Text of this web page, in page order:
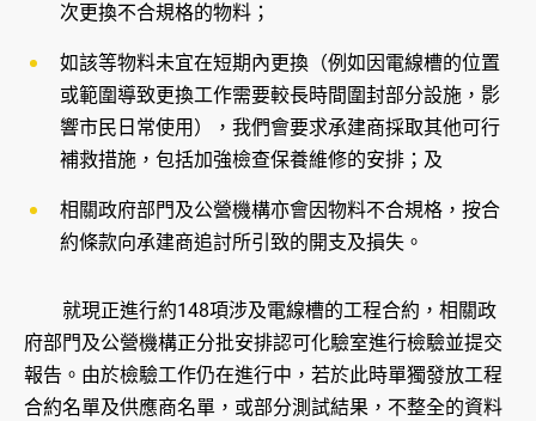
次更換不合規格的物料；
如該等物料未宜在短期內更換（例如因電線槽的位置
或範圍導致更換工作需要較長時間圍封部分設施，影
響市民日常使用），我們會要求承建商採取其他可行
補救措施，包括加強檢查保養維修的安排；及
相關政府部門及公營機構亦會因物料不合規格，按合
約條款向承建商追討所引致的開支及損失。
就現正進行約148項涉及電線槽的工程合約，相關政
府部門及公營機構正分批安排認可化驗室進行檢驗並提交
報告。由於檢驗工作仍在進行中，若於此時單獨發放工程
合約名單及供應商名單，或部分測試結果，不整全的資料